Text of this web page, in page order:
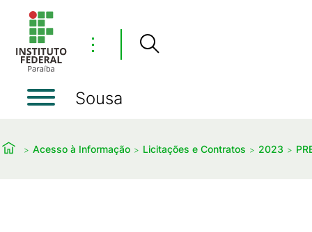
⋮
Sousa
Acesso à Informação Licitações e Contratos 2023